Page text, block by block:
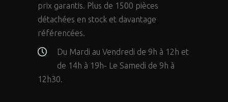
prix garantis. Plus de 1500 pièces
détachées en stock et davantage
référencées.
Du Mardi au Vendredi de 9h à 12h et
de 14h à 19h- Le Samedi de 9h à
12h30.